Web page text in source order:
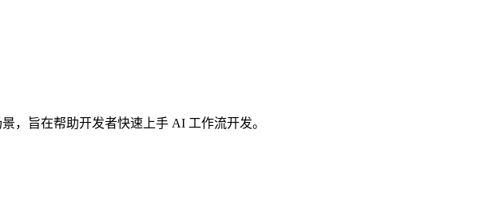
，旨在帮助开发者快速上手 AI 工作流开发。